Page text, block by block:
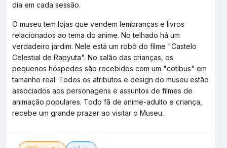
dia em cada sessão.
O museu tem lojas que vendem lembranças e livros
relacionados ao tema do anime. No telhado há um
verdadeiro jardim. Nele está um robô do filme "Castelo
Celestial de Rapyuta". No salão das crianças, os
pequenos hóspedes são recebidos com um "cotibus" em
tamanho real. Todos os atributos e design do museu estão
associados aos personagens e assuntos de filmes de
animação populares. Todo fã de anime-adulto e criança,
recebe um grande prazer ao visitar o Museu.